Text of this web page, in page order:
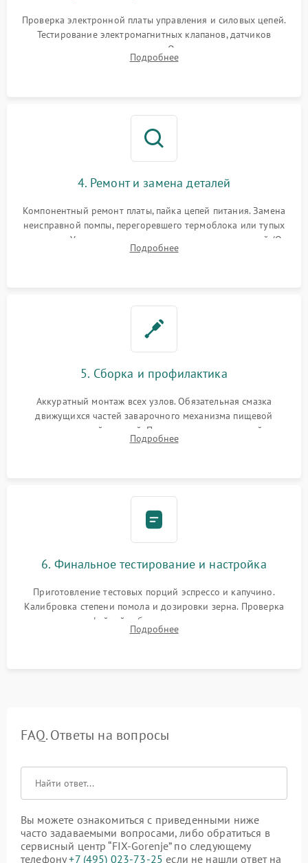
Проверка электронной платы управления и силовых цепей.
Тестирование электромагнитных клапанов, датчиков
температуры и расходомера. Оценка степени износа
жерновов кофемолки, уплотнительных колец гидросистемы
Подробнее
4. Ремонт и замена деталей
Компонентный ремонт платы, пайка цепей питания. Замена
неисправной помпы, перегоревшего термоблока или тупых
жерновов. Установка новых силиконовых уплотнителей (O-
ring) и тефлоновых трубок для надежного устранения
Подробнее
5. Сборка и профилактика
Аккуратный монтаж всех узлов. Обязательная смазка
движущихся частей заварочного механизма пищевой
силиконовой смазкой. Проведение программной
декальцинации и очистки системы от кофейных масел.
Подробнее
6. Финальное тестирование и настройка
Приготовление тестовых порций эспрессо и капучино.
Калибровка степени помола и дозировки зерна. Проверка
плотности кофейной таблетки, температуры напитка и
качества молочной пены. Контроль отсутствия посторонних
Подробнее
FAQ. Ответы на вопросы
Вы можете ознакомиться с приведенными ниже
часто задаваемыми вопросами, либо обратиться в
сервисный центр “FIX-Gorenje” по следующему
телефону+7 (495) 023-73-25 если не нашли ответ на